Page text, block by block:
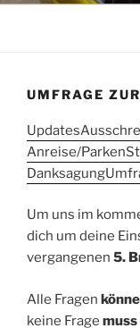
UMFRAGE
Updates
Anreise/Parken
Danksagung
Um uns im
dich um deine
vergangenen 5.
Alle Fragen
keine Frage muss